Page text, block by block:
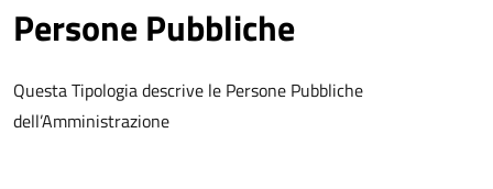
Persone Pubbliche
Questa Tipologia descrive le Persone Pubbliche
dell’Amministrazione